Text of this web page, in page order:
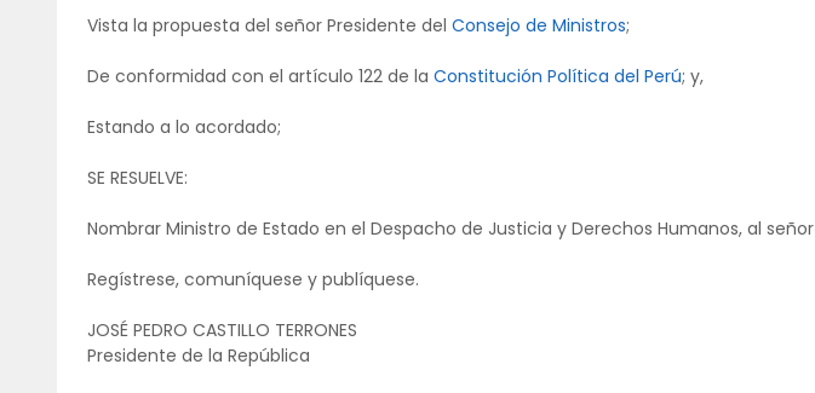
Vista la propuesta del señor Presidente del Consejo de Ministros;
De conformidad con el artículo 122 de la Constitución Política del Perú; y,
Estando a lo acordado;
SE RESUELVE:
Nombrar Ministro de Estado en el Despacho de Justicia y Derechos Humanos, al señor
Regístrese, comuníquese y publíquese.
JOSÉ PEDRO CASTILLO TERRONES
Presidente de la República